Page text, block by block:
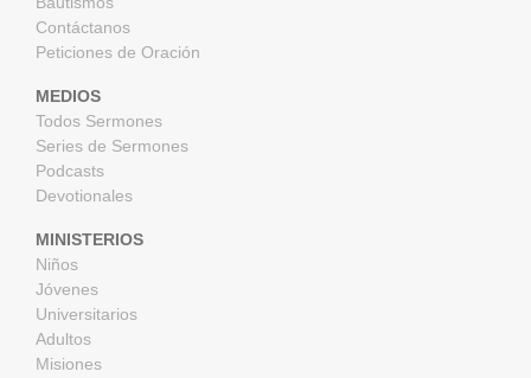
Contáctanos
Peticiones de Oración
MEDIOS
Todos Sermones
Series de Sermones
Podcasts
Devotionales
MINISTERIOS
Niños
Jóvenes
Universitarios
Adultos
Misiones